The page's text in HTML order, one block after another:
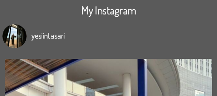
My Instagram
yesiintasari